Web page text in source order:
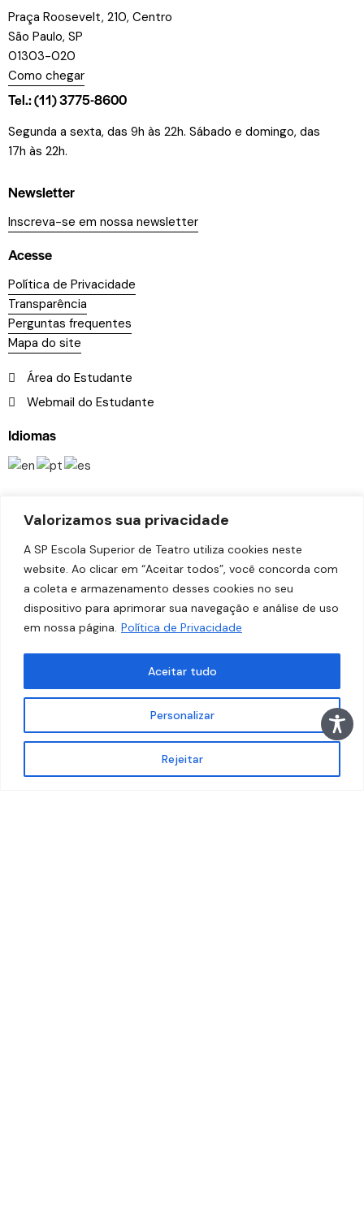
Valorizamos sua privacidade
A SP Escola Superior de Teatro utiliza cookies neste
website. Ao clicar em “Aceitar todos”, você concorda com
a coleta e armazenamento desses cookies no seu
dispositivo para aprimorar sua navegação e análise de uso
em nossa página. Política de Privacidade
Personalizar
Rejeitar
Aceitar tudo
Praça Roosevelt, 210, Centro
São Paulo, SP
01303-020
Como chegar
Tel.: (11) 3775-8600
Segunda a sexta, das 9h às 22h. Sábado e domingo, das
17h às 22h.
Newsletter
Inscreva-se em nossa newsletter
Acesse
Política de Privacidade
Transparência
Perguntas frequentes
Mapa do site
Área do Estudante
Webmail do Estudante
Idiomas
© 2026SP Escola Superior de Teatro – Faculdade das
. Todos os direitos reservados.
Desenvolvido porEstúdio Copacabana.